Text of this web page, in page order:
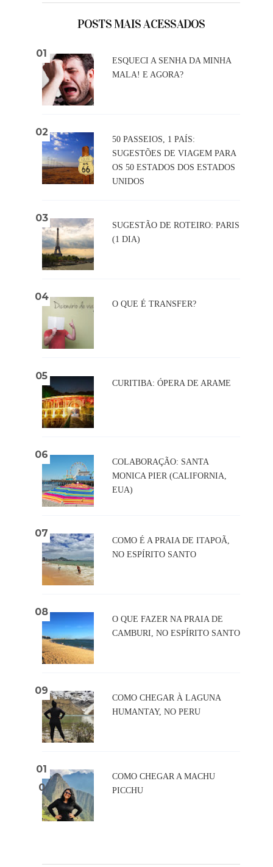
POSTS MAIS ACESSADOS
ESQUECI A SENHA DA MINHA
MALA! E AGORA?
50 PASSEIOS, 1 PAÍS:
SUGESTÕES DE VIAGEM PARA
OS 50 ESTADOS DOS ESTADOS
UNIDOS
SUGESTÃO DE ROTEIRO: PARIS
(1 DIA)
O QUE É TRANSFER?
CURITIBA: ÓPERA DE ARAME
COLABORAÇÃO: SANTA
MONICA PIER (CALIFORNIA,
EUA)
COMO É A PRAIA DE ITAPOÃ,
NO ESPÍRITO SANTO
O QUE FAZER NA PRAIA DE
CAMBURI, NO ESPÍRITO SANTO
COMO CHEGAR À LAGUNA
HUMANTAY, NO PERU
COMO CHEGAR A MACHU
PICCHU